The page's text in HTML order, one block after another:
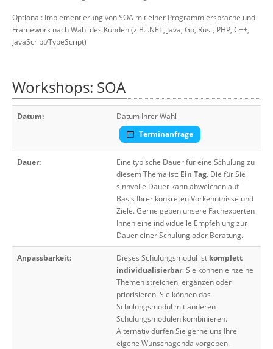
Optional: Implementierung von SOA mit einer Programmiersprache und
Framework nach Wahl des Kunden (z.B. .NET, Java, Go, Rust, PHP, C++,
JavaScript/TypeScript)
Workshops: SOA
Datum:
Datum Ihrer Wahl
Terminanfrage
Dauer:
Eine typische Dauer für eine Schulung zu
diesem Thema ist: Ein Tag. Die für Sie
sinnvolle Dauer kann abweichen auf
Basis Ihrer konkreten Vorkenntnisse und
Ziele. Gerne geben unsere Fachexperten
Ihnen eine individuelle Empfehlung zur
Dauer einer Schulung oder Beratung.
Anpassbarkeit: Dieses Schulungsmodul ist komplett
individualisierbar: Sie können einzelne
Themen streichen, ergänzen oder
priorisieren. Sie können das
Schulungsmodul mit anderen
Schulungsmodulen kombinieren.
Alternativ dürfen Sie gerne uns Ihre
eigene Wunschagenda vorgeben.